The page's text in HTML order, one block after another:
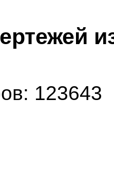
123643